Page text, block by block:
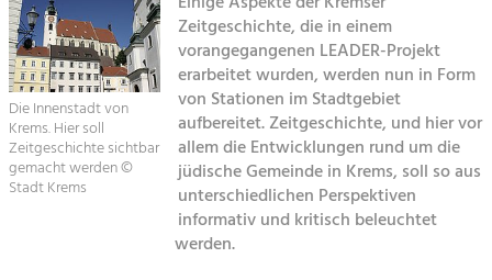
Sitemap
Kontakt
Tourismus
Angebotsentwicklung und
Positionierung.
Kunst & Kultur
Handwerk, Wissenschaft und Forschung.
Soziales, Bildung &
Die Innenstadt von
Krems. Hier soll
Zeitgeschichte sichtbar
gemacht werden ©
Stadt Krems
Zeitgeschichte, die in einem
vorangegangenen LEADER-Projekt
erarbeitet wurden, werden nun in Form
von Stationen im Stadtgebiet
aufbereitet. Zeitgeschichte, und hier vor
allem die Entwicklungen rund um die
jüdische Gemeinde in Krems, soll so aus
unterschiedlichen Perspektiven
informativ und kritisch beleuchtet
werden.